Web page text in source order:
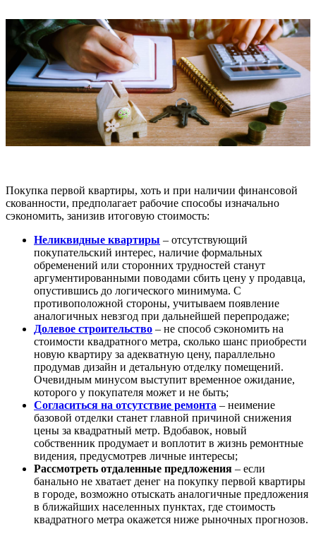
Покупка первой квартиры, хоть и при наличии финансовой
скованности, предполагает рабочие способы изначально
сэкономить, занизив итоговую стоимость:
Неликвидные квартиры – отсутствующий
покупательский интерес, наличие формальных
обременений или сторонних трудностей станут
аргументированными поводами сбить цену у продавца,
опустившись до логического минимума. С
противоположной стороны, учитываем появление
аналогичных невзгод при дальнейшей перепродаже;
Долевое строительство – не способ сэкономить на
стоимости квадратного метра, сколько шанс приобрести
новую квартиру за адекватную цену, параллельно
продумав дизайн и детальную отделку помещений.
Очевидным минусом выступит временное ожидание,
которого у покупателя может и не быть;
Согласиться на отсутствие ремонта – неимение
базовой отделки станет главной причиной снижения
цены за квадратный метр. Вдобавок, новый
собственник продумает и воплотит в жизнь ремонтные
видения, предусмотрев личные интересы;
Рассмотреть отдаленные предложения – если
банально не хватает денег на покупку первой квартиры
в городе, возможно отыскать аналогичные предложения
в ближайших населенных пунктах, где стоимость
квадратного метра окажется ниже рыночных прогнозов.